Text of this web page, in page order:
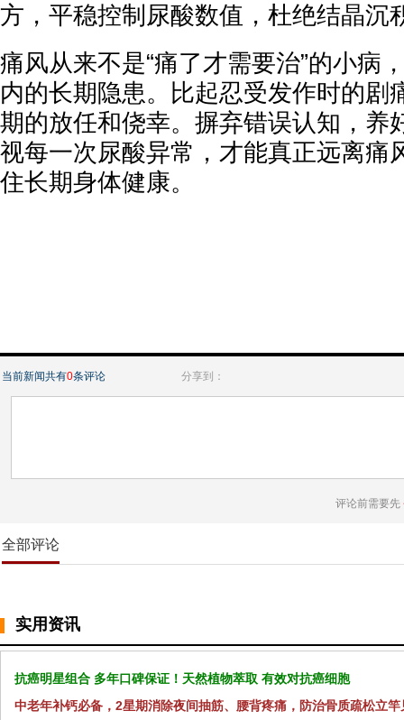
方，平稳控制尿酸数值，杜绝结晶沉
痛风从来不是“痛了才需要治”的小病
内的长期隐患。比起忍受发作时的剧
期的放任和侥幸。摒弃错误认知，养
视每一次尿酸异常，才能真正远离痛
住长期身体健康。
当前新闻共有0条评论 分享到：
评论前需要先
全部评论
实用资讯
抗癌明星组合 多年口碑保证！天然植物萃取 有效对抗癌细胞
中老年补钙必备，2星期消除夜间抽筋、腰背疼痛，防治骨质疏松立竿